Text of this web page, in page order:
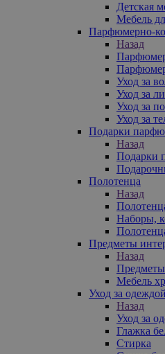
Детская
Мебель
Парфюмерно-
Назад
Уход за
Уход за
Уход за
Уход за
Подарки
Назад
Подарки
Полотенца
Назад
Наборы,
Предметы
Назад
Предметы
Мебель
Уход за
Назад
Уход за
Глажка
Стирка